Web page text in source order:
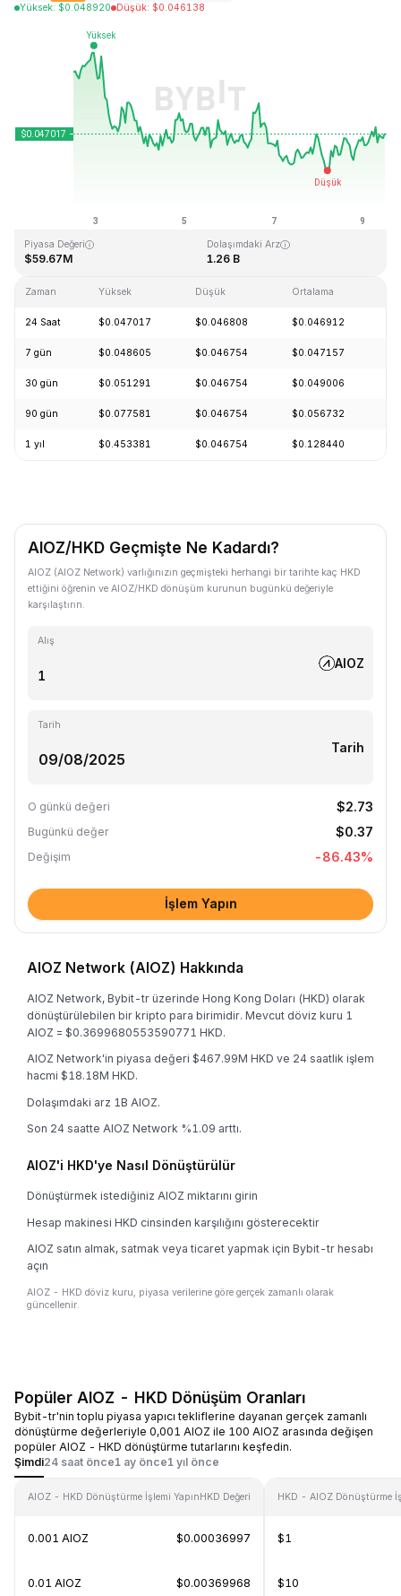
Yüksek: $0.048920 Düşük: $0.046138
Piyasa Değeri
$59.67M
Dolaşımdaki Arz
1.26 B
Zaman Yüksek Düşük Ortalama
24 Saat $0.047017 $0.046808 $0.046912
7 gün $0.048605 $0.046754 $0.047157
30 gün $0.051291 $0.046754 $0.049006
90 gün $0.077581 $0.046754 $0.056732
1 yıl $0.453381 $0.046754 $0.128440
AIOZ/HKD Geçmişte Ne Kadardı?
AIOZ (AIOZ Network) varlığınızın geçmişteki herhangi bir tarihte kaç HKD
ettiğini öğrenin ve AIOZ/HKD dönüşüm kurunun bugünkü değeriyle
karşılaştırın.
Alış
AIOZ
Tarih
Tarih
O günkü değeri $2.73
Bugünkü değer $0.37
Değişim -86.43%
İşlem Yapın
AIOZ Network (AIOZ) Hakkında
AIOZ Network, Bybit-tr üzerinde Hong Kong Doları (HKD) olarak
dönüştürülebilen bir kripto para birimidir. Mevcut döviz kuru 1
AIOZ = $0.3699680553590771 HKD.
AIOZ Network'in piyasa değeri $467.99M HKD ve 24 saatlik işlem
hacmi $18.18M HKD.
Dolaşımdaki arz 1B AIOZ.
Son 24 saatte AIOZ Network %1.09 arttı.
AIOZ'i HKD'ye Nasıl Dönüştürülür
Dönüştürmek istediğiniz AIOZ miktarını girin
Hesap makinesi HKD cinsinden karşılığını gösterecektir
AIOZ satın almak, satmak veya ticaret yapmak için Bybit-tr hesabı
açın
AIOZ - HKD döviz kuru, piyasa verilerine göre gerçek zamanlı olarak
güncellenir.
Popüler AIOZ - HKD Dönüşüm Oranları
Bybit-tr'nin toplu piyasa yapıcı tekliflerine dayanan gerçek zamanlı
dönüştürme değerleriyle 0,001 AIOZ ile 100 AIOZ arasında değişen
popüler AIOZ - HKD dönüştürme tutarlarını keşfedin.
Şimdi24 saat önce1 ay önce1 yıl önce
AIOZ - HKD Dönüştürme İşlemi YapınHKD Değeri
0.001 AIOZ $0.00036997
0.01 AIOZ $0.00369968
HKD - AIOZ Dönüştürme
$1
$10